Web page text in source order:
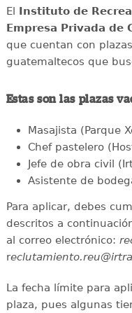
El Instituto de
Empresa Privada de
que cuentan con
guatemaltecos que
Estas son las plazas
Masajista (Parque
Chef pastelero
Jefe de obra civil
Asistente de
Para aplicar, debes
descritos a
al correo electrónico:
r
La fecha límite para
plaza, pues algunas